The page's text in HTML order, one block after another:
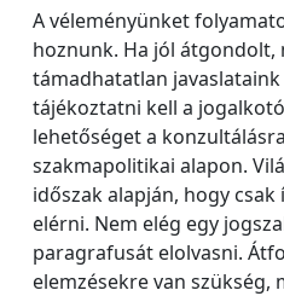
A véleményünket
hoznunk. Ha jól átgondolt,
támadhatatlan
tájékoztatni kell a
lehetőséget a
szakmapolitikai alapon.
időszak alapján, hogy
elérni. Nem elég egy
paragrafusát elolvasni.
elemzésekre van szükség,